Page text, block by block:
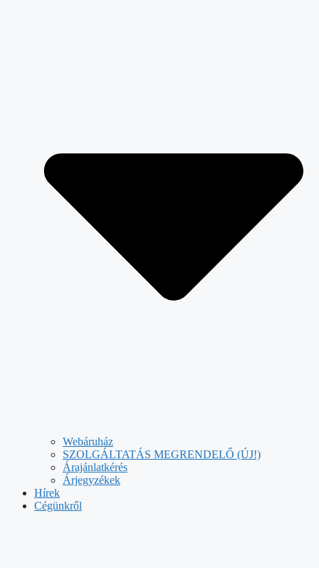
Webáruház
SZOLGÁLTATÁS MEGRENDELŐ (ÚJ!)
Árajánlatkérés
Árjegyzékek
Hírek
Cégünkről